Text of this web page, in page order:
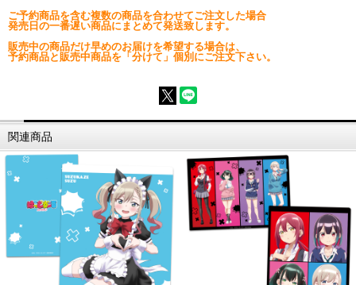
ご予約商品を含む複数の商品を合わせてご注文した場合
発売日の一番遅い商品にまとめて発送致します。
販売中の商品だけ早めのお届けを希望する場合は、
予約商品と販売中商品を「分けて」個別にご注文下さい。
関連商品